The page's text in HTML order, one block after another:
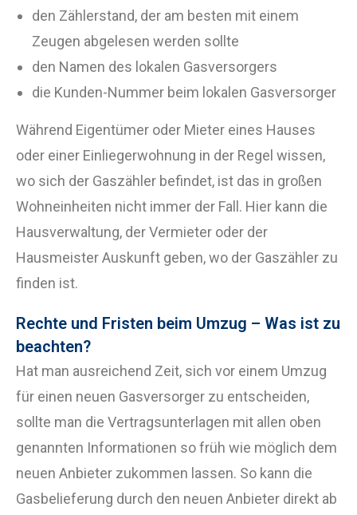
den Zählerstand, der am besten mit einem
Zeugen abgelesen werden sollte
den Namen des lokalen Gasversorgers
die Kunden-Nummer beim lokalen Gasversorger
Während Eigentümer oder Mieter eines Hauses
oder einer Einliegerwohnung in der Regel wissen,
wo sich der Gaszähler befindet, ist das in großen
Wohneinheiten nicht immer der Fall. Hier kann die
Hausverwaltung, der Vermieter oder der
Hausmeister Auskunft geben, wo der Gaszähler zu
finden ist.
Rechte und Fristen beim Umzug – Was ist zu
beachten?
Hat man ausreichend Zeit, sich vor einem Umzug
für einen neuen Gasversorger zu entscheiden,
sollte man die Vertragsunterlagen mit allen oben
genannten Informationen so früh wie möglich dem
neuen Anbieter zukommen lassen. So kann die
Gasbelieferung durch den neuen Anbieter direkt ab